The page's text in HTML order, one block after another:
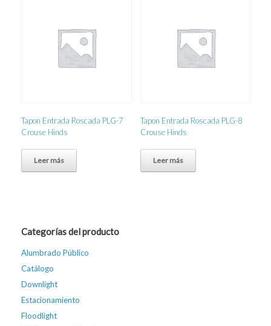
Tapon Entrada Roscada PLG-7
Crouse Hinds
Leer más
Tapon Entrada Roscada PLG-8
Crouse Hinds
Leer más
Categorías del producto
Alumbrado Público
Catálogo
Downlight
Estacionamiento
Floodlight